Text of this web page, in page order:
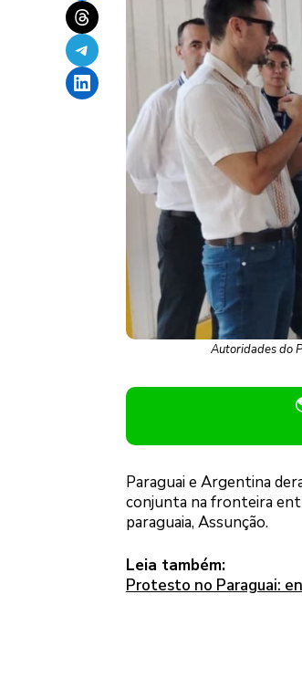
Share on Threads
Share on Telegram
Share on LinkedIn
Autoridades do
Paraguai e Argentina
conjunta na fronteira
paraguaia, Assunção.
Leia também:
Protesto no Paraguai: